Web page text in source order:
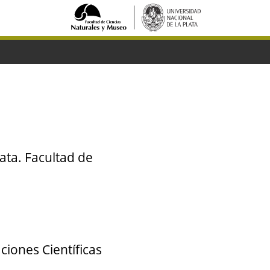
Facultad de
Científicas